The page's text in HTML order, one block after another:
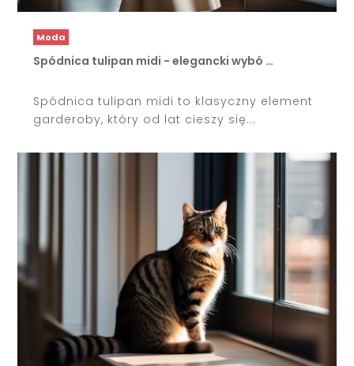
Moda
Spódnica tulipan midi - elegancki wybó …
Spódnica tulipan midi to klasyczny element
garderoby, który od lat cieszy się...